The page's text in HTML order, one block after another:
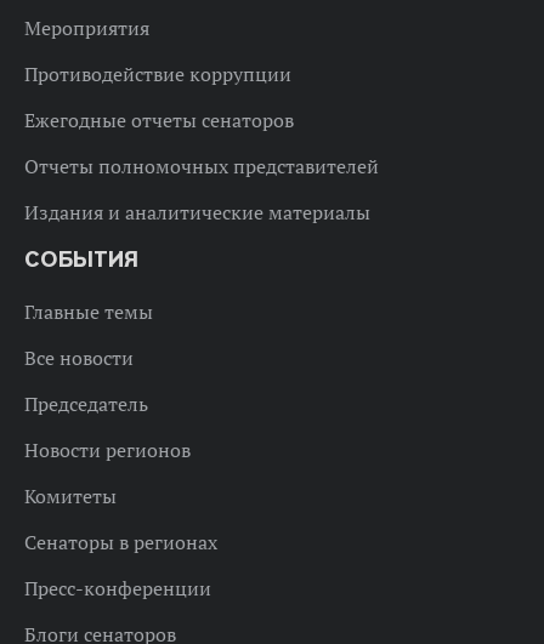
Мероприятия
Противодействие коррупции
Ежегодные отчеты сенаторов
Отчеты полномочных представителей
Издания и аналитические материалы
СОБЫТИЯ
Главные темы
Все новости
Председатель
Новости регионов
Комитеты
Сенаторы в регионах
Пресс-конференции
Блоги сенаторов